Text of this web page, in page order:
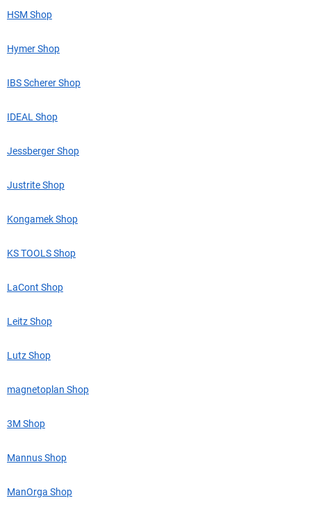
HSM Shop
Hymer Shop
IBS Scherer Shop
IDEAL Shop
Jessberger Shop
Justrite Shop
Kongamek Shop
KS TOOLS Shop
LaCont Shop
Leitz Shop
Lutz Shop
magnetoplan Shop
3M Shop
Mannus Shop
ManOrga Shop